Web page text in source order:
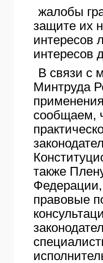
жалобы
защите их
интересов
интересов
В связи с
Минтруда
сообщаем,
также
правовые